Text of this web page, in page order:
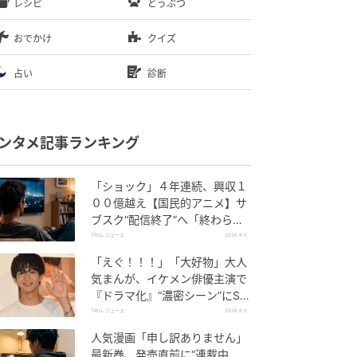
レシピ どうぶつ
おでかけ クイズ
占い 診断
タメ記事ランキング
「ショック」４年連続、興収１
００億越え【国民的アニメ】サ
ブスク“配信終了”へ「終わらな
いで」SNS悲しみの声
TRILL ニュース 2026.8.5
「えぐ！！！」「大好物」大人
気まんが、イケメン俳優主演で
『ドラマ化』“濃密シーン”にSN
S悶絶
TRILL ニュース 2026.8.5
人気漫画「申し訳ありません」
最新巻、発売直前に“連載中